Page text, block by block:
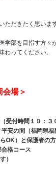
ただきたく思います
学部を目指す方々
わってください。
場＞
受付時間１０：３
安の間（福岡県
OK）と保護者の方
格コース
）